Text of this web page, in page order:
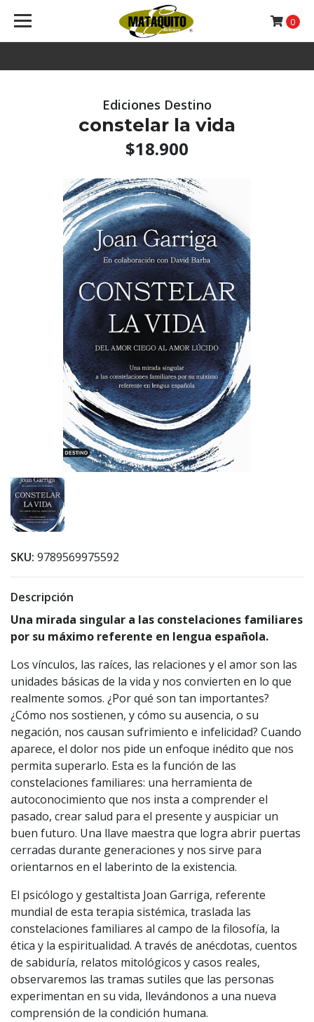
0
Ediciones Destino
constelar la vida
$18.900
SKU: 9789569975592
Descripción
Una mirada singular a las constelaciones familiares
por su máximo referente en lengua española.
Los vínculos, las raíces, las relaciones y el amor son las
unidades básicas de la vida y nos convierten en lo que
realmente somos. ¿Por qué son tan importantes?
¿Cómo nos sostienen, y cómo su ausencia, o su
negación, nos causan sufrimiento e infelicidad? Cuando
aparece, el dolor nos pide un enfoque inédito que nos
permita superarlo. Esta es la función de las
constelaciones familiares: una herramienta de
autoconocimiento que nos insta a comprender el
pasado, crear salud para el presente y auspiciar un
buen futuro. Una llave maestra que logra abrir puertas
cerradas durante generaciones y nos sirve para
orientarnos en el laberinto de la existencia.
El psicólogo y gestaltista Joan Garriga, referente
mundial de esta terapia sistémica, traslada las
constelaciones familiares al campo de la filosofía, la
ética y la espiritualidad. A través de anécdotas, cuentos
de sabiduría, relatos mitológicos y casos reales,
observaremos las tramas sutiles que las personas
experimentan en su vida, llevándonos a una nueva
comprensión de la condición humana.